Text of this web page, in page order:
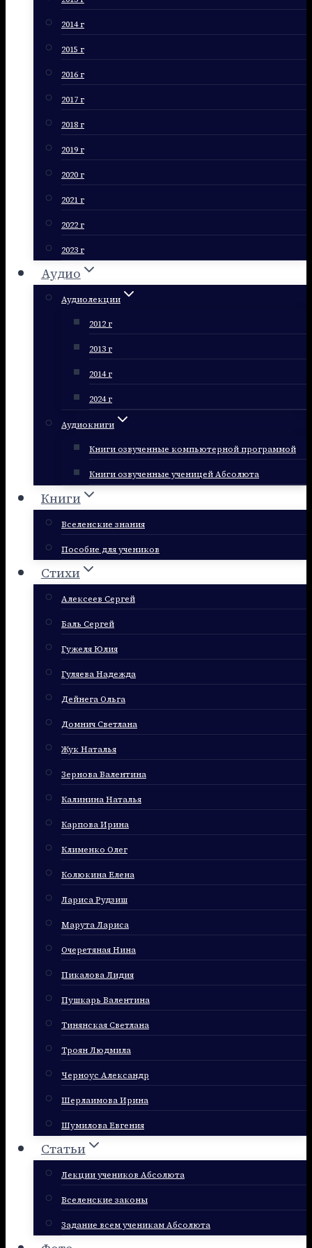
2014 г
2015 г
2016 г
2017 г
2018 г
2019 г
2020 г
2021 г
2022 г
2023 г
Аудио
Аудиолекции
2012 г
2013 г
2014 г
2024 г
Аудиокниги
Книги озвученные компьютерной программой
Книги озвученные ученицей Абсолюта
Книги
Вселенские знания
Пособие для учеников
Стихи
Алексеев Сергей
Баль Сергей
Гужеля Юлия
Гуляева Надежда
Дейнега Ольга
Домнич Светлана
Жук Наталья
Зернова Валентина
Калинина Наталья
Карпова Ирина
Клименко Олег
Колюкина Елена
Лариса Рудзиш
Марута Лариса
Очеретяная Нина
Пикалова Лидия
Пушкарь Валентина
Тинянская Светлана
Троян Людмила
Черноус Александр
Шерлаимова Ирина
Шумилова Евгения
Статьи
Лекции учеников Абсолюта
Вселенские законы
Задание всем ученикам Абсолюта